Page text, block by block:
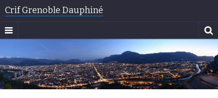
Crif Grenoble Dauphiné